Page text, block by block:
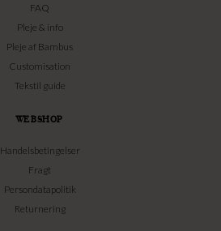
FAQ
Pleje & info
Pleje af Bambus
Customisation
Tekstil guide
WEBSHOP
Handelsbetingelser
Fragt
Persondatapolitik
Returnering